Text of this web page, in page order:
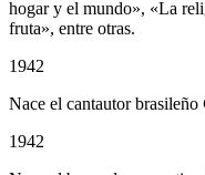
hogar y el mundo», «La
fruta», entre otras.
1942
Nace el cantautor brasileño
1942